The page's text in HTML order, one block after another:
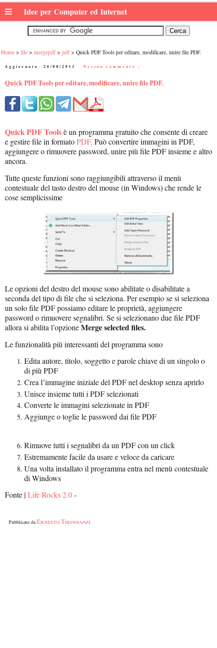
≡ Idee per Computer ed Internet
Home file mergepdf pdf Quick PDF Tools per editare, modificare, unire file PDF.
Aggiornato: 26/08/2011 Nessun commento :
Quick PDF Tools per editare, modificare, unire file PDF.
Quick PDF Toolsè un programma gratuito che consente di creare
e gestire file in formatoPDF. Può convertire immagini in PDF,
aggiungere o rimuovere password, unire più file PDF insieme e altro
ancora.
Tutte queste funzioni sono raggiungibili attraverso il menù
contestuale del tasto destro del mouse (in Windows) che rende le
cose semplicissime
Le opzioni del destro del mouse sono abilitate o disabilitate a
seconda del tipo di file che si seleziona. Per esempio se si seleziona
un solo file PDF possiamo editare le proprietà, aggiungere
password o rimuovere segnalibri. Se si selezionano due file PDF
allora si abilita l’opzioneMerge selected files.
Le funzionalità più interessanti del programma sono
Edita autore, titolo, soggetto e parole chiave di un singolo o
di più PDF
Crea l’immagine iniziale del PDF nel desktop senza aprirlo
Unisce insieme tutti i PDF selezionati
Converte le immagini selezionate in PDF
Aggiunge o toglie le password dai file PDF
Rimuove tutti i segnalibri da un PDF con un click
Estremamente facile da usare e veloce da caricare
Una volta installato il programma entra nel menù contestuale
di Windows
Fonte |Life Rocks 2.0-
Pubblicato daErnesto Tirinnanzi